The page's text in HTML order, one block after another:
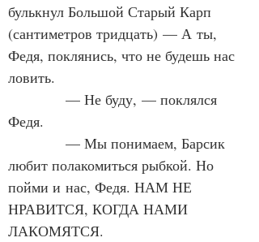
булькнул Большой Старый Карп
(сантиметров тридцать) — А ты,
Федя, поклянись, что не будешь нас
ловить.
— Не буду, — поклялся
Федя.
— Мы понимаем, Барсик
любит полакомиться рыбкой. Но
пойми и нас, Федя. НАМ НЕ
НРАВИТСЯ, КОГДА НАМИ
ЛАКОМЯТСЯ.